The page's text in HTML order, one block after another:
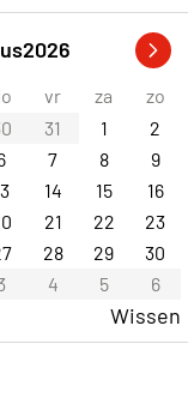
2026
vr za
zo
31 1
2
7 8
9
14 15
16
21 22
23
28 29
30
4 5 6
Wissen